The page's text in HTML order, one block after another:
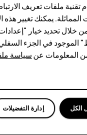
تريد مشاركتها ثم انقر
تقنية ملفات تعريف
المماثلة. يمكنك تغيير
خلال تحديد خيار
الموجود في الجزء
المعلومات عنسياسة
إدارة التفضيلات الكل